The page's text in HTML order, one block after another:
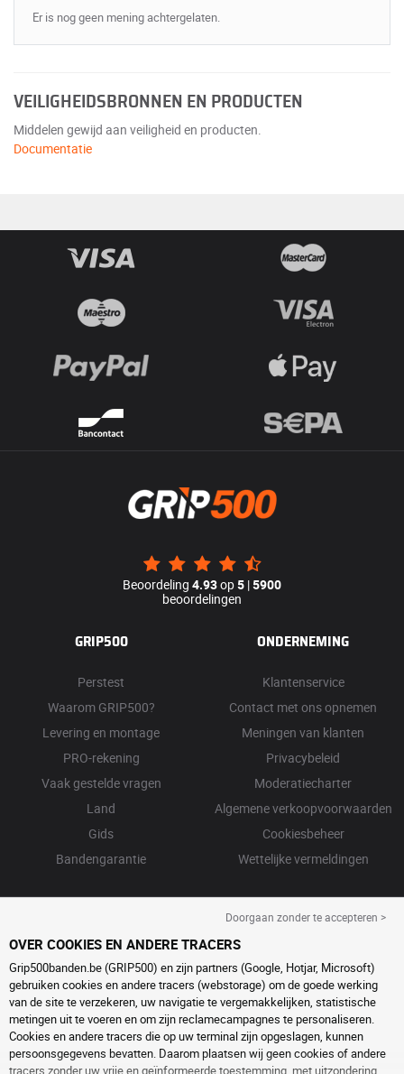
Er is nog geen mening achtergelaten.
VEILIGHEIDSBRONNEN EN PRODUCTEN
Middelen gewijd aan veiligheid en producten.
Documentatie
Beoordeling 4.93op5 |5900
beoordelingen
GRIP500
Perstest
Waarom GRIP500?
Levering en montage
PRO-rekening
Vaak gestelde vragen
Land
Gids
Bandengarantie
ONDERNEMING
Klantenservice
Contact met ons opnemen
Meningen van klanten
Privacybeleid
Moderatiecharter
Algemene verkoopvoorwaarden
Cookiesbeheer
Wettelijke vermeldingen
Doorgaan zonder te accepteren >
OVER COOKIES EN ANDERE TRACERS
Grip500banden.be (GRIP500) en zijn partners (Google, Hotjar, Microsoft)
gebruiken cookies en andere tracers (webstorage) om de goede werking
van de site te verzekeren, uw navigatie te vergemakkelijken, statistische
metingen uit te voeren en om zijn reclamecampagnes te personaliseren.
Cookies en andere tracers die op uw terminal zijn opgeslagen, kunnen
persoonsgegevens bevatten. Daarom plaatsen wij geen cookies of andere
tracers zonder uw vrije en geïnformeerde toestemming, met uitzondering